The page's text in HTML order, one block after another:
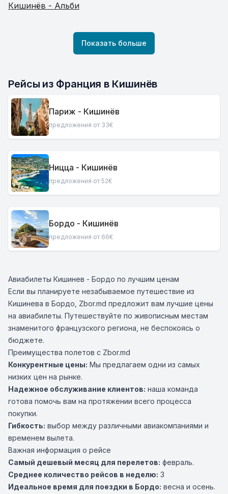
Кишинёв - Альби
Показать больше
Рейсы из Франция в Кишинёв
Париж - Кишинёв
предложения от 33€
Ницца - Кишинёв
предложения от 52€
Бордо - Кишинёв
предложения от 66€
Авиабилеты Кишинев - Бордо по лучшим ценам
Если вы планируете незабываемое путешествие из
Кишинева в Бордо, Zbor.md предложит вам лучшие цены
на авиабилеты. Путешествуйте по живописным местам
знаменитого французского региона, не беспокоясь о
бюджете.
Преимущества полетов с Zbor.md
Конкурентные цены: Мы предлагаем одни из самых
низких цен на рынке.
Надежное обслуживание клиентов: наша команда
готова помочь вам на протяжении всего процесса
покупки.
Гибкость: выбор между различными авиакомпаниями и
временем вылета.
Важная информация о рейсе
Самый дешевый месяц для перелетов: февраль.
Среднее количество рейсов в неделю: 3
Идеальное время для поездки в Бордо: весна и осень.